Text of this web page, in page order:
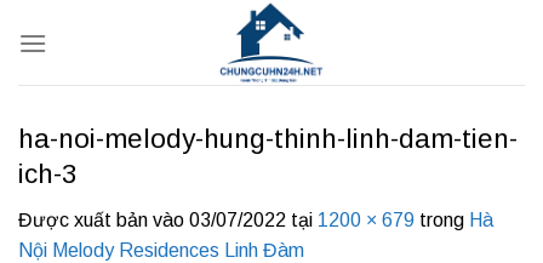
qua
ha-noi-melody-hung-thinh-linh-dam-tien-
ich-3
Được xuất bản vào 03/07/2022 tại 1200 × 679 trong Hà
Nội Melody Residences Linh Đàm